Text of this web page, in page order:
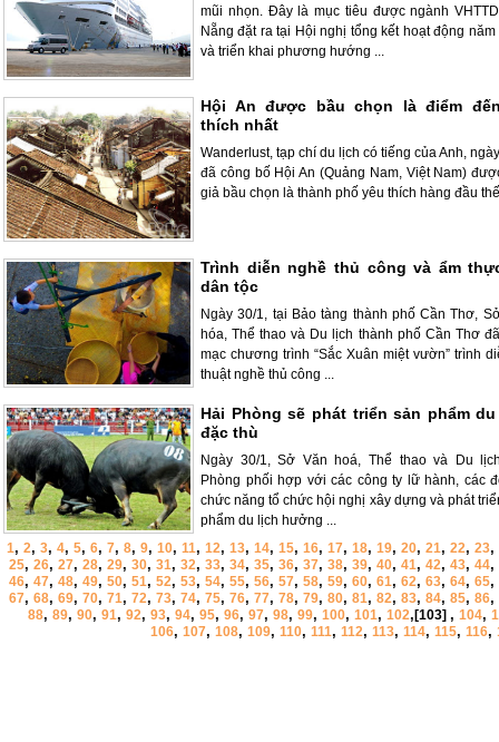
mũi nhọn. Đây là mục tiêu được ngành
Nẵng đặt ra tại Hội nghị tổng kết hoạt động năm
và triển khai phương hướng ...
Hội An được bầu chọn là điểm
thích nhất
Wanderlust, tạp chí du lịch có tiếng của Anh,
đã công bố Hội An (Quảng Nam, Việt Nam)
giả bầu chọn là thành phố yêu thích hàng đầu
Trình diễn nghề thủ công và ẩm
dân tộc
Ngày 30/1, tại Bảo tàng thành phố Cần Thơ,
hóa, Thể thao và Du lịch thành phố Cần Thơ
mạc chương trình “Sắc Xuân miệt vườn” trình
thuật nghề thủ công ...
Hải Phòng sẽ phát triển sản phẩm
đặc thù
Ngày 30/1, Sở Văn hoá, Thể thao và Du
Phòng phối hợp với các công ty lữ hành, các
chức năng tổ chức hội nghị xây dựng và phát
phẩm du lịch hưởng ...
1, 2, 3, 4, 5, 6, 7, 8, 9, 10, 11, 12, 13, 14, 15, 16, 17, 18, 19, 20, 21, 22, 23,
25, 26, 27, 28, 29, 30, 31, 32, 33, 34, 35, 36, 37, 38, 39, 40, 41, 42, 43, 44,
46, 47, 48, 49, 50, 51, 52, 53, 54, 55, 56, 57, 58, 59, 60, 61, 62, 63, 64, 65,
67, 68, 69, 70, 71, 72, 73, 74, 75, 76, 77, 78, 79, 80, 81, 82, 83, 84, 85, 86,
88, 89, 90, 91, 92, 93, 94, 95, 96, 97, 98, 99, 100, 101, 102, [103] , 104,
106, 107, 108, 109, 110, 111, 112, 113, 114, 115, 116,